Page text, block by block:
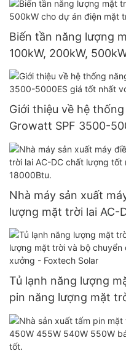
Biến tần năng lượng
100kW, 200kW,
mái nhà thương mại
Giới thiệu về hệ
Growatt SPF 3500-
biến tần và lưu trữ
Nhà máy sản xuất
lượng mặt trời lai AC-
công suất 12000Btu -
Tủ lạnh năng lượng
pin năng lượng mặt
hợp cho gia đình -
Solar